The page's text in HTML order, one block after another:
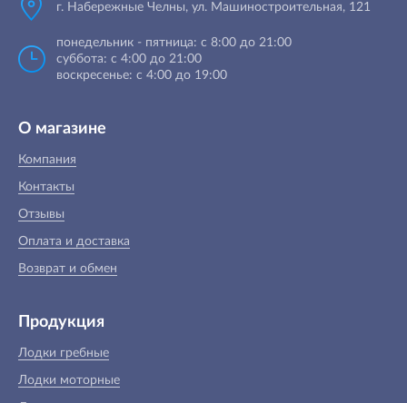
г. Набережные Челны, ул. Машиностроительная, 121
понедельник - пятница: с 8:00 до 21:00
суббота: с 4:00 до 21:00
воскресенье: с 4:00 до 19:00
О магазине
Компания
Контакты
Отзывы
Оплата и доставка
Возврат и обмен
Продукция
Лодки гребные
Лодки моторные